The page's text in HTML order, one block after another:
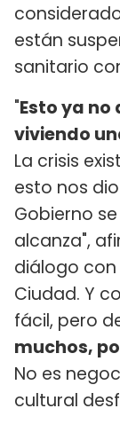
están
sanitario
"Esto ya
viviendo
La crisis
esto nos
Gobierno
alcanza",
diálogo con
Ciudad. Y
fácil, pero
muchos,
No es
cultural